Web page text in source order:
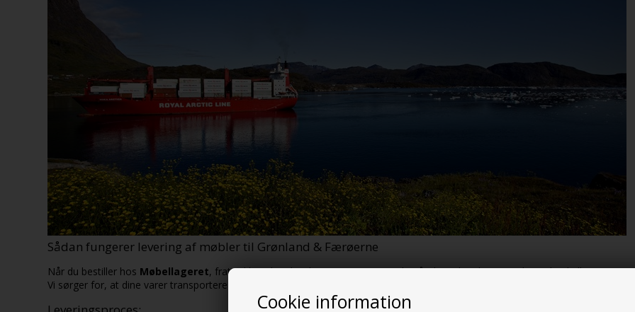
Cookie information
Sådan fungerer levering af møbler til Grønland & Færøerne
Når du bestiller hos Møbellageret, fratrækkes den danske moms automatisk, når du vælger levering til Grønland eller
Vi sørger for, at dine varer transporteres til